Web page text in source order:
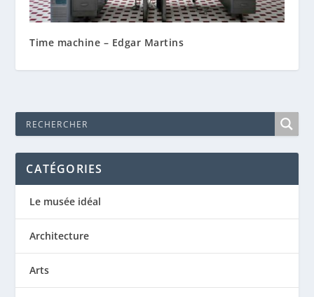
Time machine – Edgar Martins
CATÉGORIES
Le musée idéal
Architecture
Arts